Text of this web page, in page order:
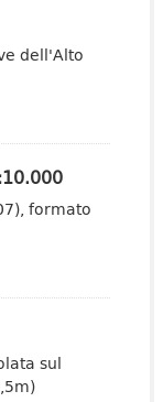
dell'Alto
formato
sul